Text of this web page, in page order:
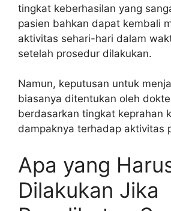
tingkat keberhasilan yang
pasien bahkan dapat kembali
aktivitas sehari-hari dalam
setelah prosedur dilakukan.
Namun, keputusan untuk
biasanya ditentukan oleh
berdasarkan tingkat keprahan
dampaknya terhadap aktivitas
Apa yang
Dilakukan Jika